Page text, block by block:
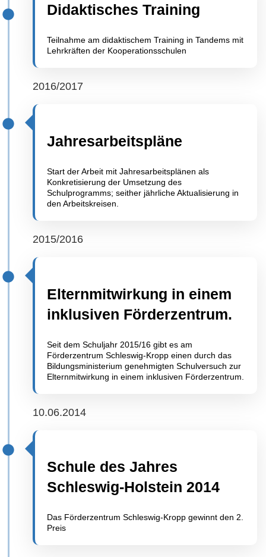
Didaktisches Training
Teilnahme am didaktischem Training in Tandems mit
Lehrkräften der Kooperationsschulen
2016/2017
Jahresarbeitspläne
Start der Arbeit mit Jahresarbeitsplänen als
Konkretisierung der Umsetzung des
Schulprogramms; seither jährliche Aktualisierung in
den Arbeitskreisen.
2015/2016
Elternmitwirkung in einem
inklusiven Förderzentrum.
Seit dem Schuljahr 2015/16 gibt es am
Förderzentrum Schleswig-Kropp einen durch das
Bildungsministerium genehmigten Schulversuch zur
Elternmitwirkung in einem inklusiven Förderzentrum.
10.06.2014
Schule des Jahres
Schleswig-Holstein 2014
Das Förderzentrum Schleswig-Kropp gewinnt den 2.
Preis